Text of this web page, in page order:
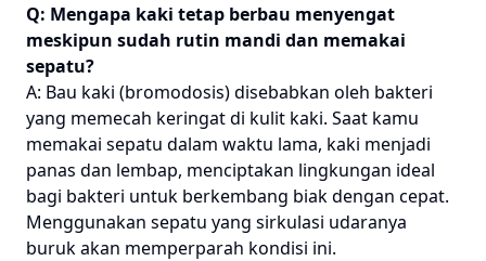
Q: Mengapa kaki tetap berbau menyengat
meskipun sudah rutin mandi dan memakai
sepatu?
A: Bau kaki (bromodosis) disebabkan oleh bakteri
yang memecah keringat di kulit kaki. Saat kamu
memakai sepatu dalam waktu lama, kaki menjadi
panas dan lembap, menciptakan lingkungan ideal
bagi bakteri untuk berkembang biak dengan cepat.
Menggunakan sepatu yang sirkulasi udaranya
buruk akan memperparah kondisi ini.